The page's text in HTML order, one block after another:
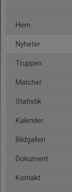
Hem
Nyheter
Truppen
Matcher
Statistik
Kalender
Bildgalleri
Dokument
Kontakt